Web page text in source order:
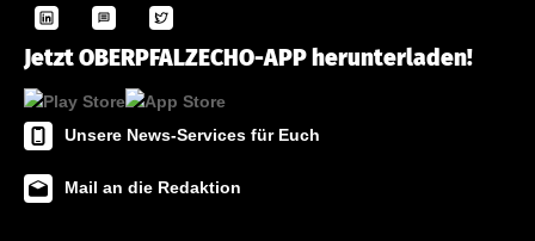
Jetzt OBERPFALZECHO-APP herunterladen!
Unsere News-Services für Euch
Mail an die Redaktion